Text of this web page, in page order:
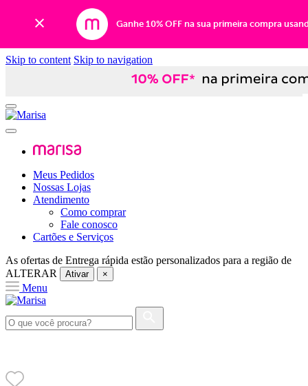
Ganhe 10% OFF na sua primeira compra
Skip to content Skip to navigation
Meus Pedidos
Nossas Lojas
Atendimento
Como comprar
Fale conosco
Cartões e Serviços
As ofertas de Entrega rápida estão personalizados para a região de
ALTERAR
Ativar ×
Menu